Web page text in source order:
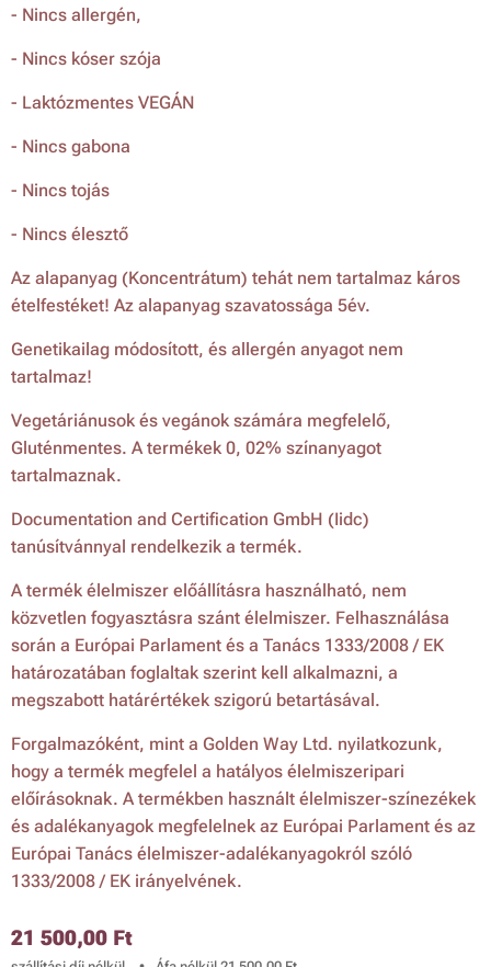
- Nincs allergén,
- Nincs kóser szója
- Laktózmentes VEGÁN
- Nincs gabona
- Nincs tojás
- Nincs élesztő
Az alapanyag (Koncentrátum) tehát nem tartalmaz káros
ételfestéket! Az alapanyag szavatossága 5év.
Genetikailag módosított, és allergén anyagot nem
tartalmaz!
Vegetáriánusok és vegánok számára megfelelő,
Gluténmentes. A termékek 0, 02% színanyagot
tartalmaznak.
Documentation and Certification GmbH (Iidc)
tanúsítvánnyal rendelkezik a termék.
A termék élelmiszer előállításra használható, nem
közvetlen fogyasztásra szánt élelmiszer. Felhasználása
során a Európai Parlament és a Tanács 1333/2008 / EK
határozatában foglaltak szerint kell alkalmazni, a
megszabott határértékek szigorú betartásával.
Forgalmazóként, mint a Golden Way Ltd. nyilatkozunk,
hogy a termék megfelel a hatályos élelmiszeripari
előírásoknak. A termékben használt élelmiszer-színezékek
és adalékanyagok megfelelnek az Európai Parlament és az
Európai Tanács élelmiszer-adalékanyagokról szóló
1333/2008 / EK irányelvének.
21 500,00 Ft